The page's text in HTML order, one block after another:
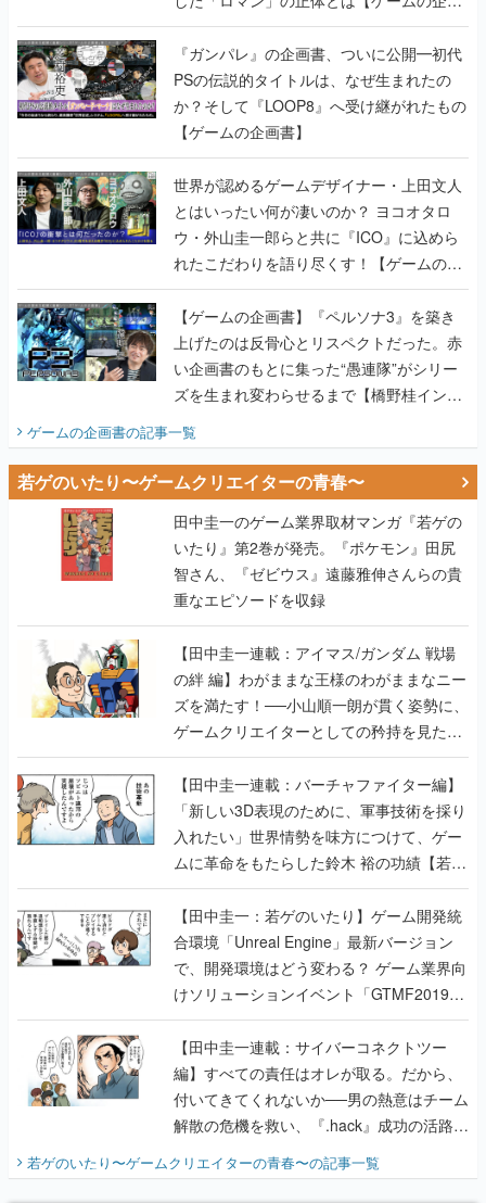
書】
『ガンパレ』の企画書、ついに公開━初代
PSの伝説的タイトルは、なぜ生まれたの
か？そして『LOOP8』へ受け継がれたもの
【ゲームの企画書】
世界が認めるゲームデザイナー・上田文人
とはいったい何が凄いのか？ ヨコオタロ
ウ・外山圭一郎らと共に『ICO』に込めら
れたこだわりを語り尽くす！【ゲームの企
画書】
【ゲームの企画書】『ペルソナ3』を築き
上げたのは反骨心とリスペクトだった。赤
い企画書のもとに集った“愚連隊”がシリー
ズを生まれ変わらせるまで【橋野桂インタ
ゲームの企画書の記事一覧
若ゲのいたり〜ゲームクリエイターの青春〜
田中圭一のゲーム業界取材マンガ『若ゲの
いたり』第2巻が発売。『ポケモン』田尻
智さん、『ゼビウス』遠藤雅伸さんらの貴
重なエピソードを収録
【田中圭一連載：アイマス/ガンダム 戦場
の絆 編】わがままな王様のわがままなニー
ズを満たす！──小山順一朗が貫く姿勢に、
ゲームクリエイターとしての矜持を見た
【若ゲのいたり最終回】
【田中圭一連載：バーチャファイター編】
「新しい3D表現のために、軍事技術を採り
入れたい」世界情勢を味方につけて、ゲー
ムに革命をもたらした鈴木 裕の功績【若ゲ
のいたり】
【田中圭一：若ゲのいたり】ゲーム開発統
合環境「Unreal Engine」最新バージョン
で、開発環境はどう変わる？ ゲーム業界向
けソリューションイベント「GTMF2019」
に行って、より理解を深めよう【PR】
【田中圭一連載：サイバーコネクトツー
編】すべての責任はオレが取る。だから、
付いてきてくれないか──男の熱意はチーム
解散の危機を救い、『.hack』成功の活路を
『少年ジャンプ』色だった【若ゲのいた
若ゲのいたり〜ゲームクリエイターの青春〜の記事一覧